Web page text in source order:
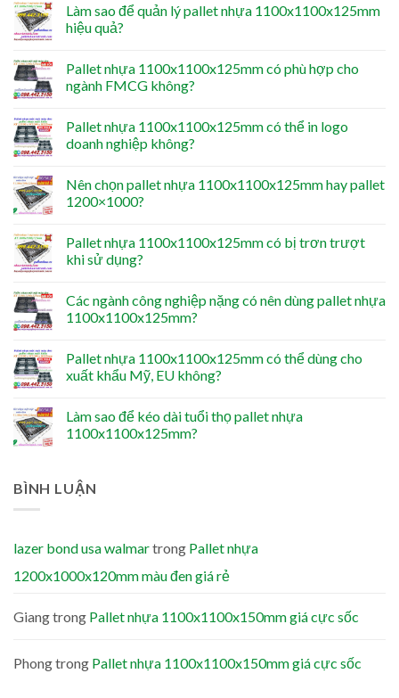
Làm sao để quản lý pallet nhựa 1100x1100x125mm
hiệu quả?
Pallet nhựa 1100x1100x125mm có phù hợp cho
ngành FMCG không?
Pallet nhựa 1100x1100x125mm có thể in logo
doanh nghiệp không?
Nên chọn pallet nhựa 1100x1100x125mm hay pallet
1200×1000?
Pallet nhựa 1100x1100x125mm có bị trơn trượt
khi sử dụng?
Các ngành công nghiệp nặng có nên dùng pallet nhựa
1100x1100x125mm?
Pallet nhựa 1100x1100x125mm có thể dùng cho
xuất khẩu Mỹ, EU không?
Làm sao để kéo dài tuổi thọ pallet nhựa
1100x1100x125mm?
BÌNH LUẬN
lazer bond usa walmartrong Pallet nhựa
1200x1000x120mm màu đen giá rẻ
Giangtrong Pallet nhựa 1100x1100x150mm giá cực sốc
Phongtrong Pallet nhựa 1100x1100x150mm giá cực sốc